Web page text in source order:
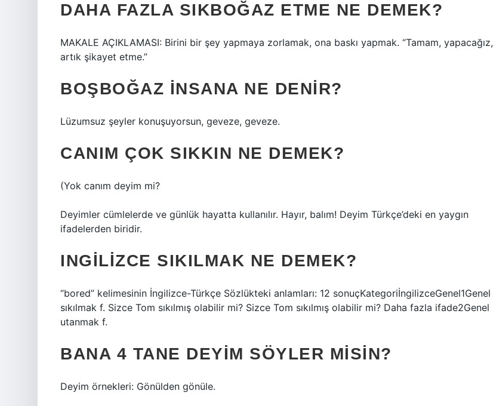
DAHA FAZLA SIKBOĞAZ ETME NE DEMEK?
MAKALE AÇIKLAMASI: Birini bir şey yapmaya zorlamak, ona baskı yapmak. “Tamam, yapacağız,
artık şikayet etme.”
BOŞBOĞAZ INSANA NE DENIR?
Lüzumsuz şeyler konuşuyorsun, geveze, geveze.
CANIM ÇOK SIKKIN NE DEMEK?
(Yok canım deyim mi?
Deyimler cümlelerde ve günlük hayatta kullanılır. Hayır, balım! Deyim Türkçe’deki en yaygın
ifadelerden biridir.
INGILIZCE SIKILMAK NE DEMEK?
“bored” kelimesinin İngilizce-Türkçe Sözlükteki anlamları: 12 sonuçKategoriİngilizceGenel1Genel
sıkılmak f. Sizce Tom sıkılmış olabilir mi? Sizce Tom sıkılmış olabilir mi? Daha fazla ifade2Genel
utanmak f.
BANA 4 TANE DEYIM SÖYLER MISIN?
Deyim örnekleri: Gönülden gönüle.